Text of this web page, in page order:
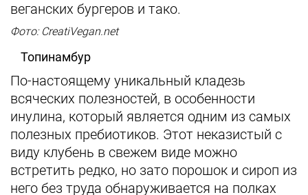
веганских бургеров и тако.
Фото: CreatiVegan.net
Топинамбур
По-настоящему уникальный кладезь
всяческих полезностей, в особенности
инулина, который является одним из самых
полезных пребиотиков. Этот неказистый с
виду клубень в свежем виде можно
встретить редко, но зато порошок и сироп из
него без труда обнаруживается на полках